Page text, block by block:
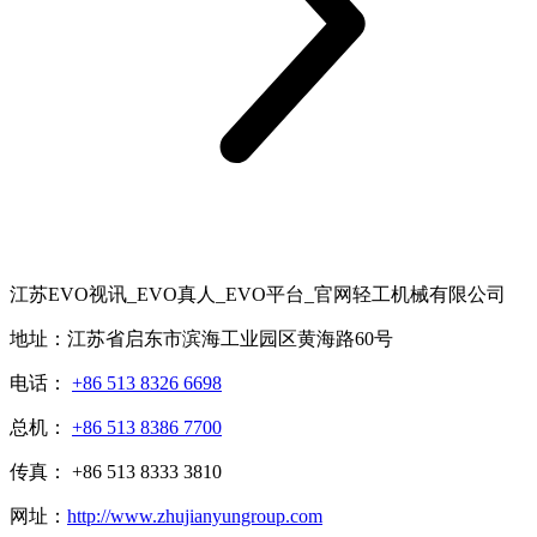
江苏EVO视讯_EVO真人_EVO平台_官网轻工机械有限公司
地址：江苏省启东市滨海工业园区黄海路60号
电话： +86 513 8326 6698
总机： +86 513 8386 7700
传真： +86 513 8333 3810
网址： http://www.zhujianyungroup.com